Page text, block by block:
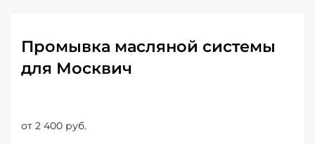
Промывка масляной системы
для Москвич
от 2 400 руб.